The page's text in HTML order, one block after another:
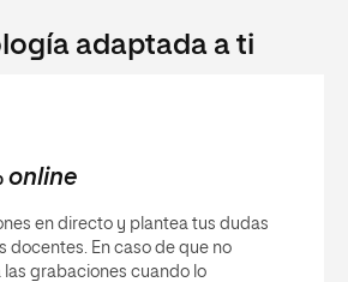
adaptada a ti
online
en directo y plantea tus dudas
docentes. En caso de que no
grabaciones cuando lo